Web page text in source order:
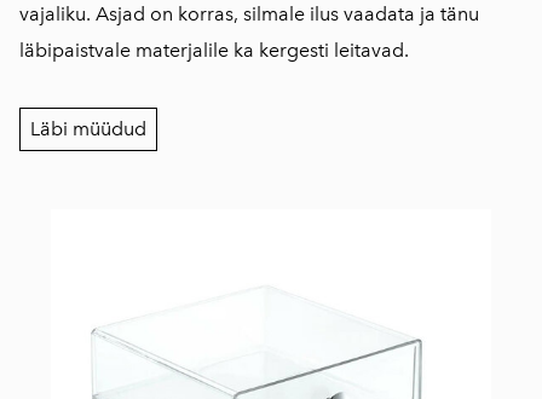
vajaliku. Asjad on korras, silmale ilus vaadata ja tänu
läbipaistvale materjalile ka kergesti leitavad.
Läbi müüdud